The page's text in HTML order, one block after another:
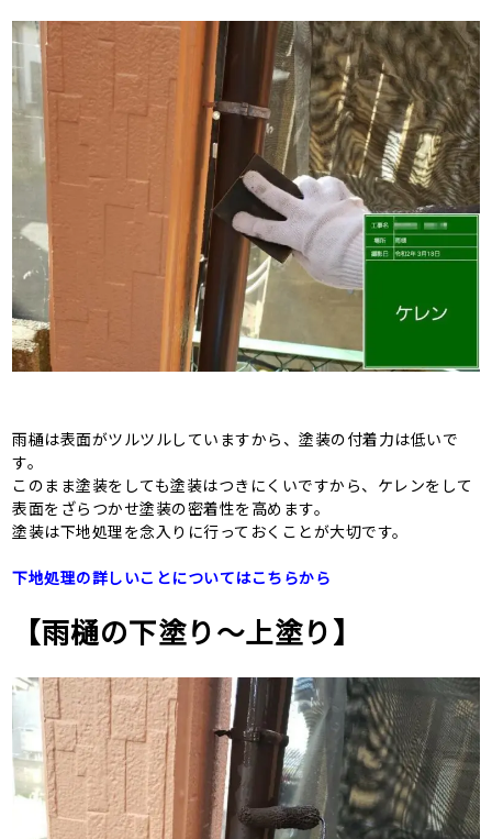
雨樋は表面がツルツルしていますから、塗装の付着力は低いで
す。
このまま塗装をしても塗装はつきにくいですから、ケレンをして
表面をざらつかせ塗装の密着性を高めます。
塗装は下地処理を念入りに行っておくことが大切です。
下地処理の詳しいことについてはこちらから
【雨樋の下塗り〜上塗り】